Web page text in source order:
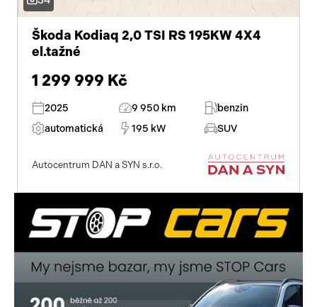
Škoda Kodiaq 2,0 TSI RS 195KW 4X4
el.tažné
1 299 999 Kč
2025 9 950 km
benzin
automatická
195 kW SUV
Autocentrum DAN a SYN s.r.o.